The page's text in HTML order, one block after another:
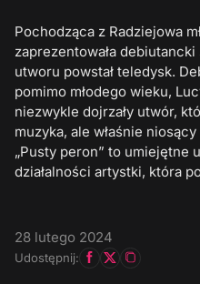
Pochodząca z Radziejowa
zaprezentowała
utworu powstał teledysk.
pomimo młodego wieku,
niezwykle dojrzały utwór,
muzyka, ale właśnie
„Pusty peron” to umiejętne
działalności artystki, która
28 lutego 2024
Udostępnij: